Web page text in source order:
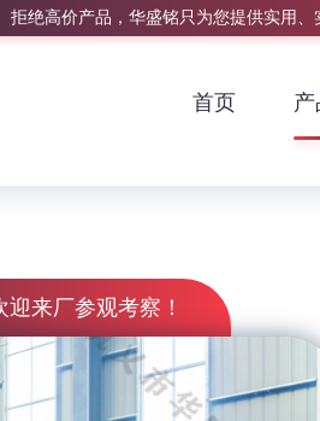
拒绝高价产品，华盛铭只为您提供实用、
首页
来厂参观考察！